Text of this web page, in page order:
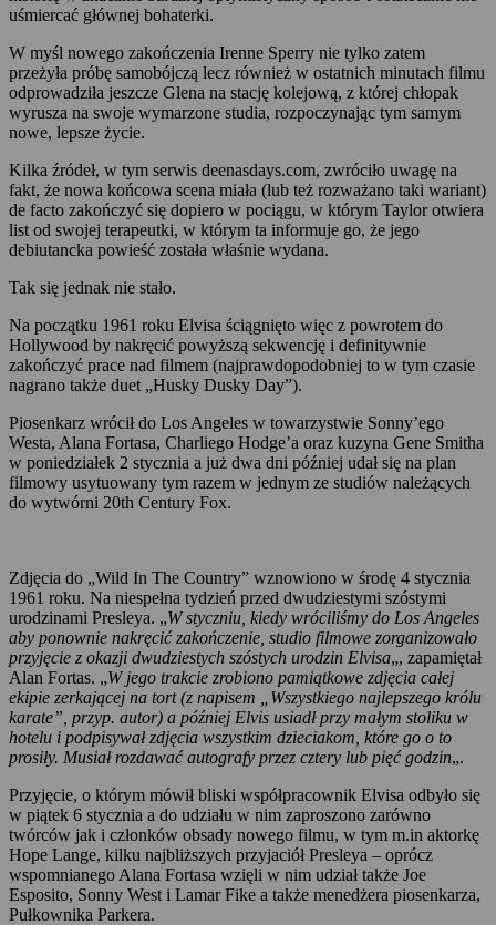
uśmiercać głównej bohaterki.
W myśl nowego zakończenia Irenne Sperry nie tylko zatem
przeżyła próbę samobójczą lecz również w ostatnich minutach filmu
odprowadziła jeszcze Glena na stację kolejową, z której chłopak
wyrusza na swoje wymarzone studia, rozpoczynając tym samym
nowe, lepsze życie.
Kilka źródeł, w tym serwis deenasdays.com, zwróciło uwagę na
fakt, że nowa końcowa scena miała (lub też rozważano taki wariant)
de facto zakończyć się dopiero w pociągu, w którym Taylor otwiera
list od swojej terapeutki, w którym ta informuje go, że jego
debiutancka powieść została właśnie wydana.
Tak się jednak nie stało.
Na początku 1961 roku Elvisa ściągnięto więc z powrotem do
Hollywood by nakręcić powyższą sekwencję i definitywnie
zakończyć prace nad filmem (najprawdopodobniej to w tym czasie
nagrano także duet „Husky Dusky Day”).
Piosenkarz wrócił do Los Angeles w towarzystwie Sonny’ego
Westa, Alana Fortasa, Charliego Hodge’a oraz kuzyna Gene Smitha
w poniedziałek 2 stycznia a już dwa dni później udał się na plan
filmowy usytuowany tym razem w jednym ze studiów należących
do wytwórni 20th Century Fox.
Zdjęcia do „Wild In The Country” wznowiono w środę 4 stycznia
1961 roku. Na niespełna tydzień przed dwudziestymi szóstymi
urodzinami Presleya. „W styczniu, kiedy wróciliśmy do Los Angeles
aby ponownie nakręcić zakończenie, studio filmowe zorganizowało
przyjęcie z okazji dwudziestych szóstych urodzin Elvisa„, zapamiętał
Alan Fortas. „W jego trakcie zrobiono pamiątkowe zdjęcia całej
ekipie zerkającej na tort (z napisem „Wszystkiego najlepszego królu
karate”, przyp. autor) a później Elvis usiadł przy małym stoliku w
hotelu i podpisywał zdjęcia wszystkim dzieciakom, które go o to
prosiły. Musiał rozdawać autografy przez cztery lub pięć godzin„.
Przyjęcie, o którym mówił bliski współpracownik Elvisa odbyło się
w piątek 6 stycznia a do udziału w nim zaproszono zarówno
twórców jak i członków obsady nowego filmu, w tym m.in aktorkę
Hope Lange, kilku najbliższych przyjaciół Presleya – oprócz
wspomnianego Alana Fortasa wzięli w nim udział także Joe
Esposito, Sonny West i Lamar Fike a także menedżera piosenkarza,
Pułkownika Parkera.